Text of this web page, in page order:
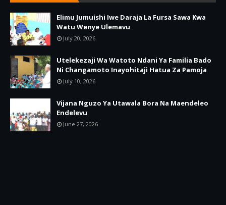
Elimu Jumuishi Iwe Daraja La Fursa Sawa Kwa
Watu Wenye Ulemavu
July 20, 2026
Utelekezaji Wa Watoto Ndani Ya Familia Bado
Ni Changamoto Inayohitaji Hatua Za Pamoja
July 10, 2026
Vijana Nguzo Ya Utawala Bora Na Maendeleo
Endelevu
June 27, 2026